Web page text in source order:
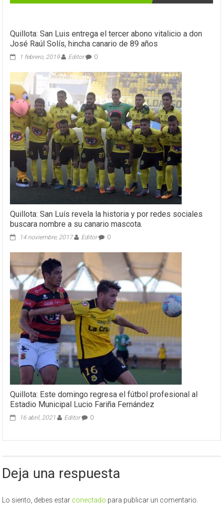
Quillota: San Luis entrega el tercer abono vitalicio a don
José Raúl Solís, hincha canario de 89 años
1 febrero, 2019 Editor 0
Quillota: San Luís revela la historia y por redes sociales
buscara nombre a su canario mascota.
14 noviembre, 2017 Editor 0
Quillota: Este domingo regresa el fútbol profesional al
Estadio Municipal Lucio Fariña Fernández
16 abril, 2021 Editor 0
Deja una respuesta
Lo siento, debes estar conectado para publicar un comentario.